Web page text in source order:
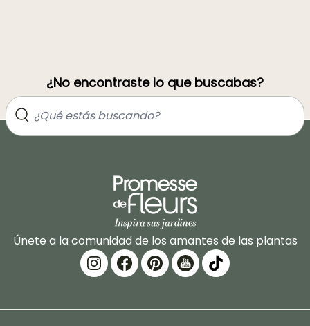
¿No encontraste lo que buscabas?
Únete a la comunidad de los amantes de las plantas